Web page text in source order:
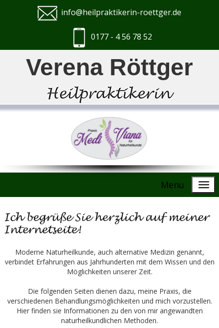
info@heilpraktikerin-roettger.de
0177 - 4 56 78 52
Verena Röttger
Menu
Moderne Naturheilkunde, auch alternative Medizin genannt,
verbindet Erfahrungen aus Jahrhunderten mit dem Wissen und den
Möglichkeiten unserer Zeit.
Die folgenden Seiten dienen dazu, meine Praxis, die
verschiedenen Behandlungsmöglichkeiten und mich vorzustellen.
Hier finden sie Informationen zu den von mir angewandten
naturheilkundlichen Methoden.